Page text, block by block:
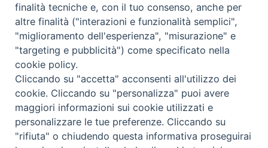
di Dio, di Gesù in mezzo a noi. Amen.
don Alfonso Lettieri
Condividi…
Piazza Duomo 7 - 80011 Acerra (NA) - Tel/Fax 081 5209329 -
finalità tecniche e, con il tuo consenso, anche per
altre finalità ("interazioni e funzionalità semplici",
"miglioramento dell'esperienza", "misurazione" e
"targeting e pubblicità") come specificato nella
cookie policy.
Cliccando su "accetta" acconsenti all'utilizzo dei
cookie. Cliccando su "personalizza" puoi avere
maggiori informazioni sui cookie utilizzati e
personalizzare le tue preferenze. Cliccando su
"rifiuta" o chiudendo questa informativa proseguirai